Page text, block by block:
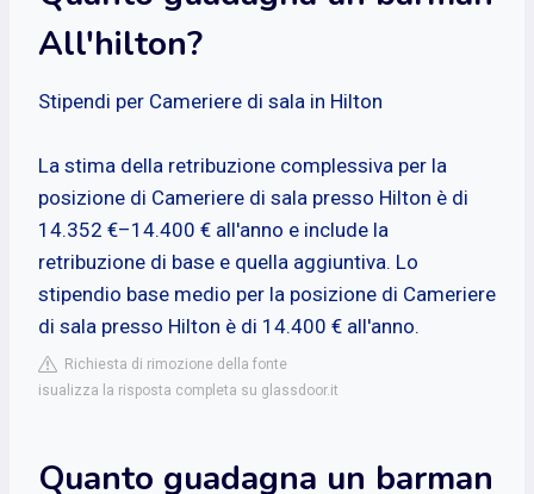
All'hilton?
Stipendi per Cameriere di sala in Hilton
La stima della retribuzione complessiva per la
posizione di Cameriere di sala presso Hilton è di
14.352 €–14.400 € all'anno e include la
retribuzione di base e quella aggiuntiva. Lo
stipendio base medio per la posizione di Cameriere
di sala presso Hilton è di 14.400 € all'anno.
Richiesta di rimozione della fonte
isualizza la risposta completa su glassdoor.it
Quanto guadagna un barman